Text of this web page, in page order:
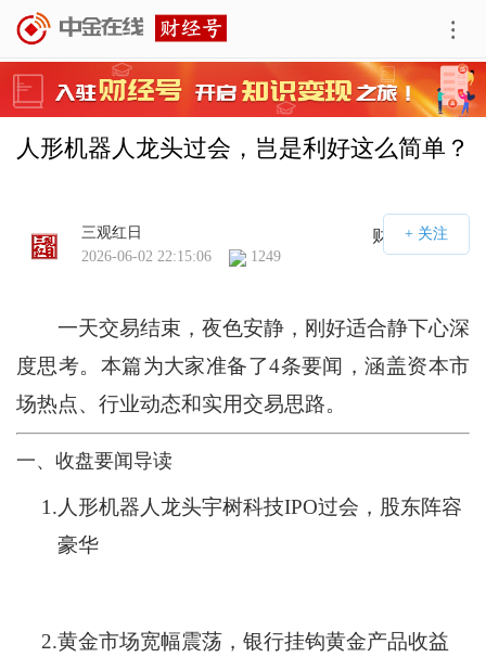
人形机器人龙头过会，岂是利好这么简单？
财经号APP
三观红日
2026-06-02 22:15:06
1249
一天交易结束，夜色安静，刚好适合静下心深
度思考。本篇为大家准备了4条要闻，涵盖资本市
场热点、行业动态和实用交易思路。
一、收盘要闻导读
1. 人形机器人龙头宇树科技IPO过会，股东阵容
豪华
2.黄金市场宽幅震荡，银行挂钩黄金产品收益